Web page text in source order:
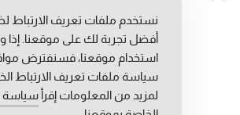
رئيس التحرير: عبد الرحيم
رئيس التحرير المساعد:
مديرة التحرير: فاطمة
نستخدم ملفات تعريف الارتباط
أفضل تجربة لك على موقعنا. إذا
استخدام موقعنا، فسنفترض
سياسة ملفات تعريف الارتباط
لمزيد من المعلومات إقرأ سياسة